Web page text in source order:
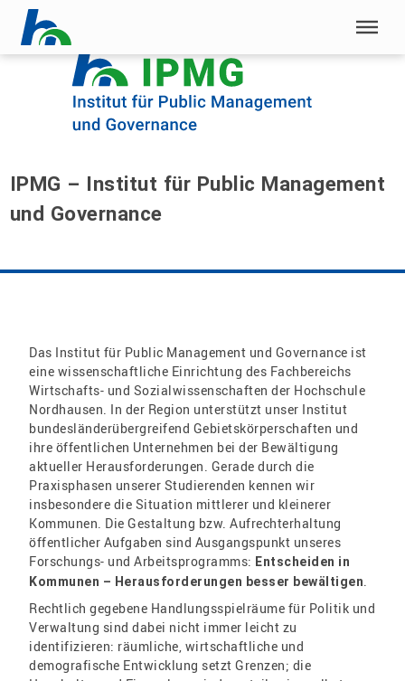
Menü überspringen
Menü überspringen
IPMG – Institut für Public Management
und Governance
Das Institut für Public Management und Governance ist
eine wissenschaftliche Einrichtung des Fachbereichs
Wirtschafts- und Sozialwissenschaften der Hochschule
Nordhausen. In der Region unterstützt unser Institut
bundesländerübergreifend Gebietskörperschaften und
ihre öffentlichen Unternehmen bei der Bewältigung
aktueller Herausforderungen. Gerade durch die
Praxisphasen unserer Studierenden kennen wir
insbesondere die Situation mittlerer und kleinerer
Kommunen. Die Gestaltung bzw. Aufrechterhaltung
öffentlicher Aufgaben sind Ausgangspunkt unseres
Forschungs- und Arbeitsprogramms: Entscheiden in
Kommunen – Herausforderungen besser bewältigen.
Rechtlich gegebene Handlungsspielräume für Politik und
Verwaltung sind dabei nicht immer leicht zu
identifizieren: räumliche, wirtschaftliche und
demografische Entwicklung setzt Grenzen; die